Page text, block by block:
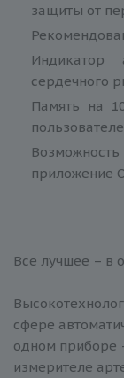
защиты от
сердечного
Память на
приложение
Все лучшее – в
сфере
одном приборе
измерителе